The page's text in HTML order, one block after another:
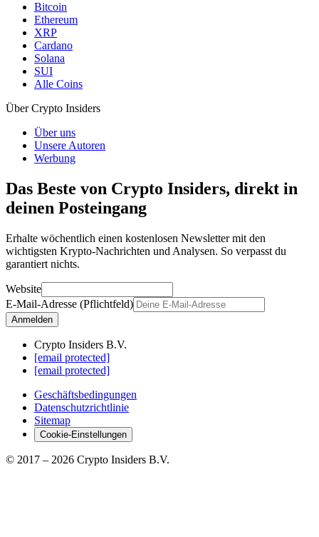
Bitcoin
Ethereum
XRP
Cardano
Solana
SUI
Alle Coins
Über Crypto Insiders
Über uns
Unsere Autoren
Werbung
Das Beste von Crypto Insiders, direkt in
deinen Posteingang
Erhalte wöchentlich einen kostenlosen Newsletter mit den
wichtigsten Krypto-Nachrichten und Analysen. So verpasst du
garantiert nichts.
Website
E-Mail-Adresse (Pflichtfeld)
Anmelden
Crypto Insiders B.V.
[email protected]
[email protected]
Geschäftsbedingungen
Datenschutzrichtlinie
Sitemap
Cookie-Einstellungen
© 2017 – 2026 Crypto Insiders B.V.